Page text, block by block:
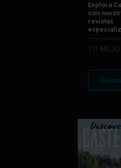
Explora
con
revistas
TU